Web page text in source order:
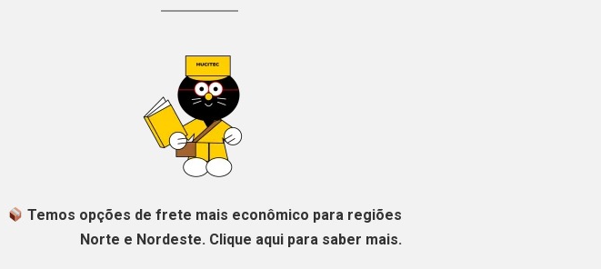
Temos opções de frete mais econômico para regiões
Norte e Nordeste. Clique aqui para saber mais.